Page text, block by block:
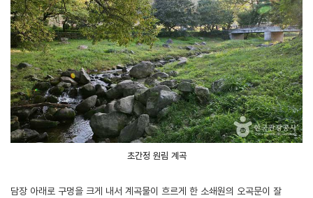
초간정 원림 계곡
담장 아래로 구멍을 크게 내서 계곡물이 흐르게 한 소쇄원의 오곡문이 잘